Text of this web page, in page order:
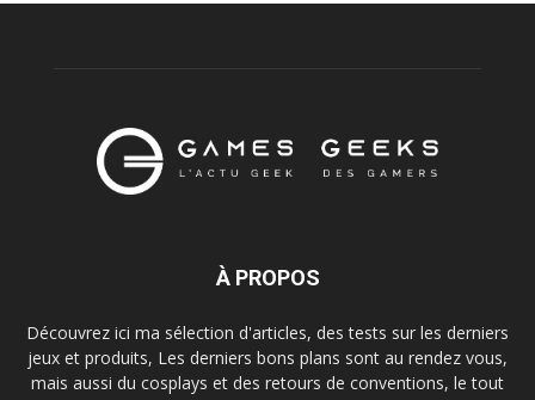
À PROPOS
Découvrez ici ma sélection d'articles, des tests sur les derniers
jeux et produits, Les derniers bons plans sont au rendez vous,
mais aussi du cosplays et des retours de conventions, le tout